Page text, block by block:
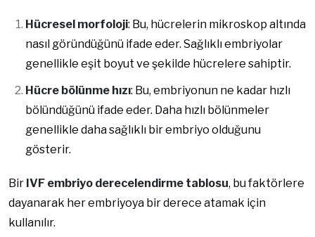
Hücresel morfoloji: Bu, hücrelerin mikroskop altında
nasıl göründüğünü ifade eder. Sağlıklı embriyolar
genellikle eşit boyut ve şekilde hücrelere sahiptir.
Hücre bölünme hızı: Bu, embriyonun ne kadar hızlı
bölündüğünü ifade eder. Daha hızlı bölünmeler
genellikle daha sağlıklı bir embriyo olduğunu
gösterir.
Bir IVF embriyo derecelendirme tablosu, bu faktörlere
dayanarak her embriyoya bir derece atamak için
kullanılır.